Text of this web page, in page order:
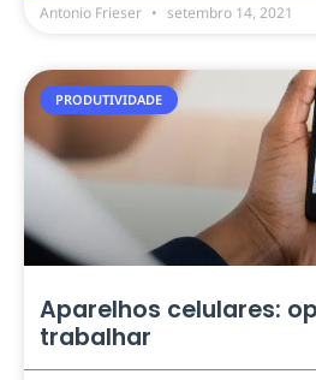
Antonio Frieser setembro 14, 2021
PRODUTIVIDADE
Aparelhos celulares:
trabalhar